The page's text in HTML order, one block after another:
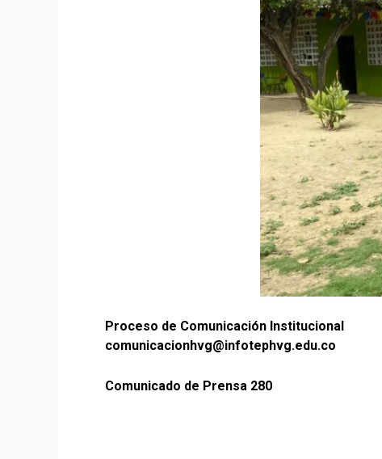
Proceso de Comunicación Institucional
comunicacionhvg@infotephvg.edu.co
Comunicado de Prensa 280